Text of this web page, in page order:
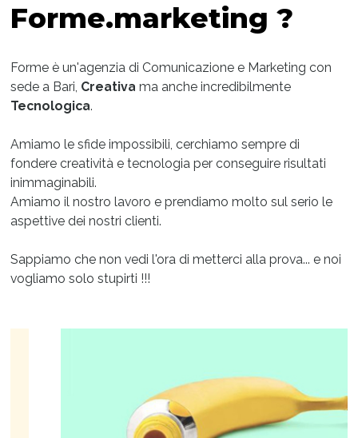
Forme.marketing ?
Forme è un'agenzia di Comunicazione e Marketing con
sede a Bari, Creativa ma anche incredibilmente
Tecnologica.
Amiamo le sfide impossibili, cerchiamo sempre di
fondere creatività e tecnologia per conseguire risultati
inimmaginabili.
Amiamo il nostro lavoro e prendiamo molto sul serio le
aspettive dei nostri clienti.
Sappiamo che non vedi l'ora di metterci alla prova... e noi
vogliamo solo stupirti !!!